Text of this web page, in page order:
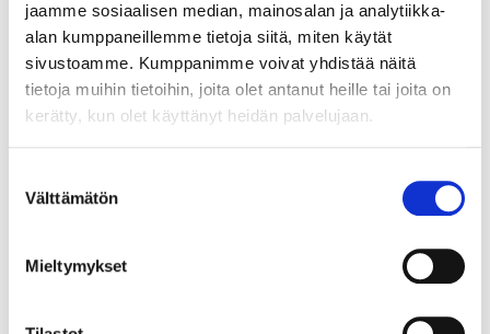
jaamme sosiaalisen median, mainosalan ja analytiikka-
alan kumppaneillemme tietoja siitä, miten käytät
sivustoamme. Kumppanimme voivat yhdistää näitä
tietoja muihin tietoihin, joita olet antanut heille tai joita on
kerätty, kun olet käyttänyt heidän palvelujaan.
valinta
Välttämätön
Mieltymykset
Maa (*):
Olen lukenut